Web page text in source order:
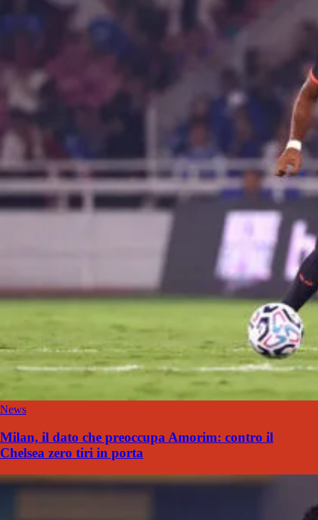
News
Milan, il dato che preoccupa Amorim: contro il
Chelsea zero tiri in porta